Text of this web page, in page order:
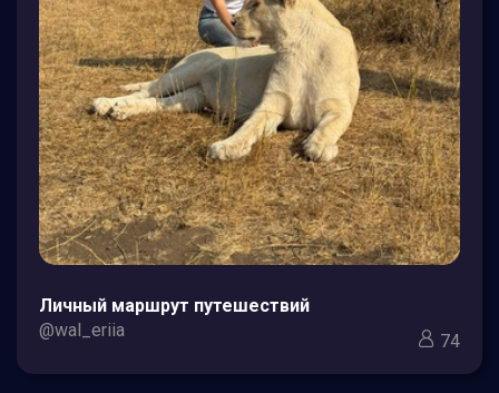
Личный маршрут путешествий
@wal_eriia
74